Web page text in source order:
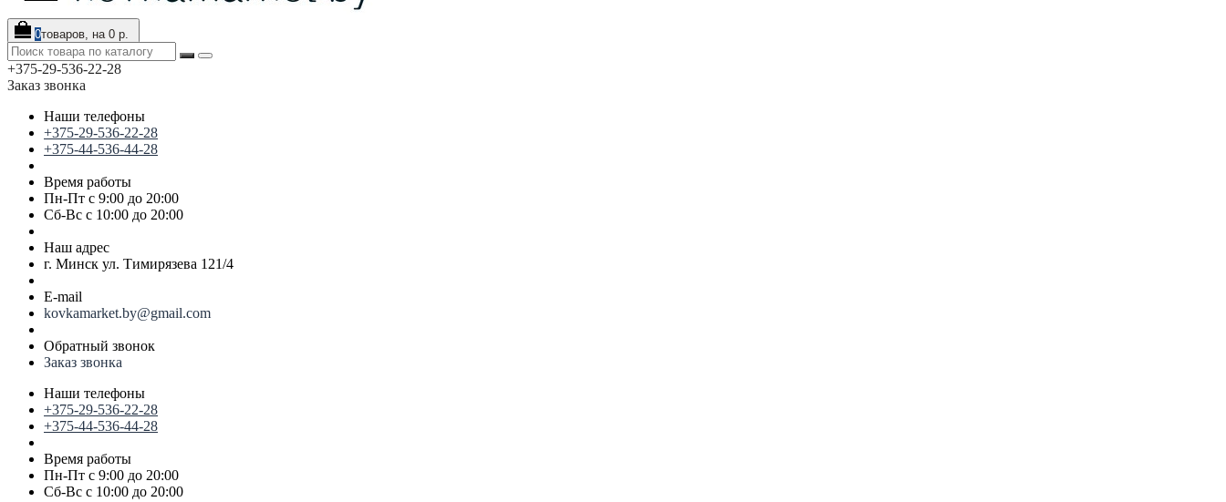
0товаров, на 0 р.
+375-29-536-22-28
Заказ звонка
Наши телефоны
+375-29-536-22-28
+375-44-536-44-28
Время работы
Пн-Пт с 9:00 до 20:00
Сб-Вс с 10:00 до 20:00
Наш адрес
г. Минск ул. Тимирязева 121/4
E-mail
kovkamarket.by@gmail.com
Обратный звонок
Заказ звонка
Наши телефоны
+375-29-536-22-28
+375-44-536-44-28
Время работы
Пн-Пт с 9:00 до 20:00
Сб-Вс с 10:00 до 20:00